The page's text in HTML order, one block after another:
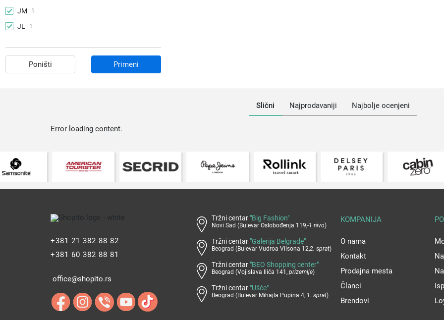
JM 1
JL 1
Primeni
Poništi
Slični Najprodavaniji Najbolje ocenjeni
Error loading content.
+381 21 382 88 82
+381 60 382 88 81
office@shopito.rs
Tržni centar "Big Fashion"
Novi Sad (Bulevar Oslobođenja 119,-1 nivo)
Tržni centar "Galerija Belgrade"
Beograd (Bulevar Vudroa Vilsona 12,2. sprat)
Tržni centar "BEO Shopping center"
Beograd (Vojislava Ilića 141, prizemlje)
Tržni centar "Ušće"
Beograd (Bulevar Mihajla Pupina 4, 1. sprat)
KOMPANIJA
O nama
Kontakt
Prodajna mesta
Članci
Brendovi